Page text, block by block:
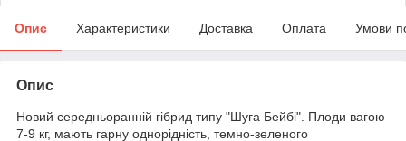
Опис Характеристики Доставка Оплата Умови
Опис
Новий середньоранній гібрид типу "Шуга Бейбі". Плоди вагою
7-9 кг, мають гарну однорідність, темно-зеленого